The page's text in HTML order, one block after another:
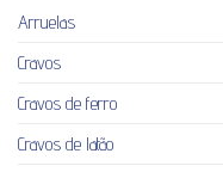
Arruelas
Cravos
Cravos de ferro
Cravos de latão